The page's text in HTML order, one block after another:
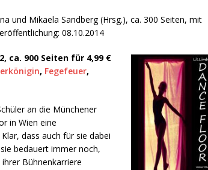
und Mikaela Sandberg (Hrsg.), ca. 300 Seiten, mit
08.10.2014
ca. 900 Seiten für 4,99 €
, Fegefeuer,
an die Münchener
in Wien eine
dass auch für sie dabei
bedauert immer noch,
Bühnenkarriere